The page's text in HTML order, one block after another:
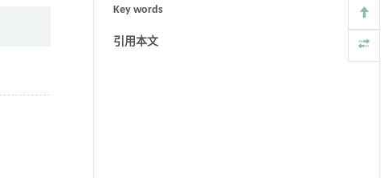
Key words
引用本文